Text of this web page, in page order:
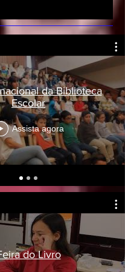
da Biblioteca
Escolar
Assista agora
do Livro